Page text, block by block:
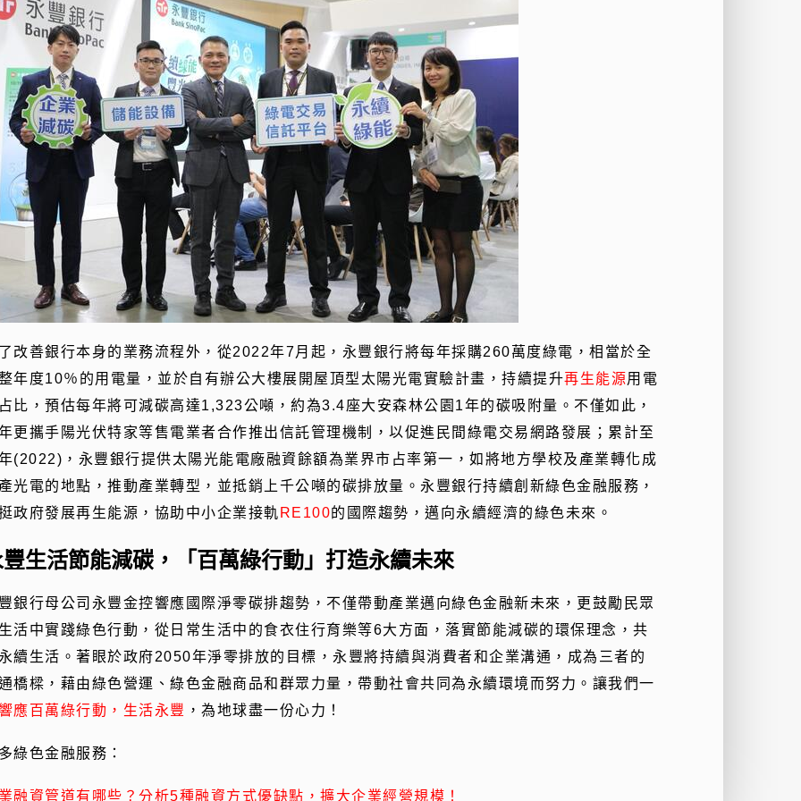
改善銀行本身的業務流程外，從2022年7月起，永豐銀行將每年採購260萬度綠電，相當於全
年度10％的用電量，並於自有辦公大樓展開屋頂型太陽光電實驗計畫，持續提升再生能源用電
比，預估每年將可減碳高達1,323公噸，約為3.4座大安森林公園1年的碳吸附量。不僅如此，
更攜手陽光伏特家等售電業者合作推出信託管理機制，以促進民間綠電交易網路發展；累計至
(2022)，永豐銀行提供太陽光能電廠融資餘額為業界市占率第一，如將地方學校及產業轉化成
光電的地點，推動產業轉型，並抵銷上千公噸的碳排放量。永豐銀行持續創新綠色金融服務，
政府發展再生能源，協助中小企業接軌 RE100的國際趨勢，邁向永續經濟的綠色未來。
生活節能減碳，「百萬綠行動」打造永續未來
銀行母公司永豐金控響應國際淨零碳排趨勢，不僅帶動產業邁向綠色金融新未來，更鼓勵民眾
活中實踐綠色行動，從日常生活中的食衣住行育樂等6大方面，落實節能減碳的環保理念，共
續生活。著眼於政府2050年淨零排放的目標，永豐將持續與消費者和企業溝通，成為三者的
橋樑，藉由綠色營運、綠色金融商品和群眾力量，帶動社會共同為永續環境而努力。讓我們一
應百萬綠行動，生活永豐 ，為地球盡一份心力！
綠色金融服務：
融資管道有哪些？分析5種融資方式優缺點，擴大企業經營規模！